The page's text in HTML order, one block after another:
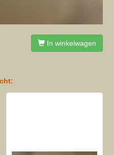
In winkelwagen